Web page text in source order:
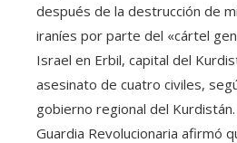
después de la destrucción de
iraníes por parte del «cártel
Israel en Erbil, capital del
asesinato de cuatro civiles,
gobierno regional del
Guardia Revolucionaria afirmó